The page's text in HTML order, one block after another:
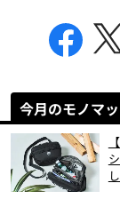
今月のモノマ